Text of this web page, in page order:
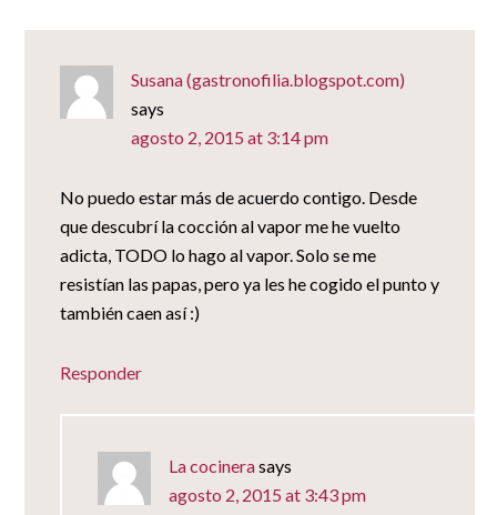
Susana (gastronofilia.blogspot.com)
says
agosto 2, 2015 at 3:14 pm
No puedo estar más de acuerdo contigo. Desde
que descubrí la cocción al vapor me he vuelto
adicta, TODO lo hago al vapor. Solo se me
resistían las papas, pero ya les he cogido el punto y
también caen así :)
Responder
La cocinerasays
agosto 2, 2015 at 3:43 pm